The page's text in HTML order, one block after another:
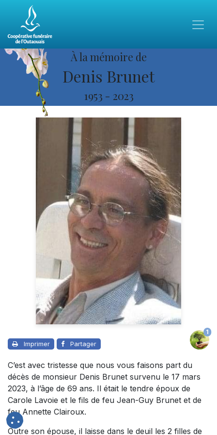
À la mémoire de
Denis Brunet
1953 - 2023
Imprimer Partager
1
C’est avec tristesse que nous vous faisons part du
décès de monsieur Denis Brunet survenu le 17 mars
2023, à l’âge de 69 ans. Il était le tendre époux de
Carole Lavoie et le fils de feu Jean-Guy Brunet et de
feu Annette Clairoux.
Outre son épouse, il laisse dans le deuil les 2 filles de